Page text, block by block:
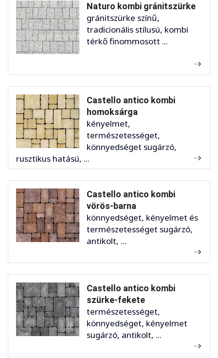
Naturo kombi gránitszürke
gránitszürke színű,
tradicionális stílusú, kombi
térkő finommosott ...
Castello antico kombi
homoksárga
kényelmet,
természetességet,
könnyedséget sugárzó,
rusztikus hatású, ...
Castello antico kombi
vörös-barna
könnyedséget, kényelmet és
természetességet sugárzó,
antikolt, ...
Castello antico kombi
szürke-fekete
természetességet,
könnyedséget, kényelmet
sugárzó, antikolt, ...